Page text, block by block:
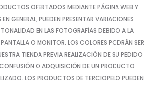
OFERTADOS MEDIANTE PÁGINA WEB Y
EN GENERAL, PUEDEN PRESENTAR VARIACIONES
EN LAS FOTOGRAFÍAS DEBIDO A LA
O MONITOR. LOS COLORES PODRÁN SER
TIENDA PREVIA REALIZACIÓN DE SU PEDIDO
O ADQUISICIÓN DE UN PRODUCTO
LOS PRODUCTOS DE TERCIOPELO PUEDEN